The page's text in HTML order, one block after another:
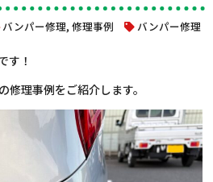
バンパー修理,修理事例 バンパー修理
す！
理事例をご紹介します。